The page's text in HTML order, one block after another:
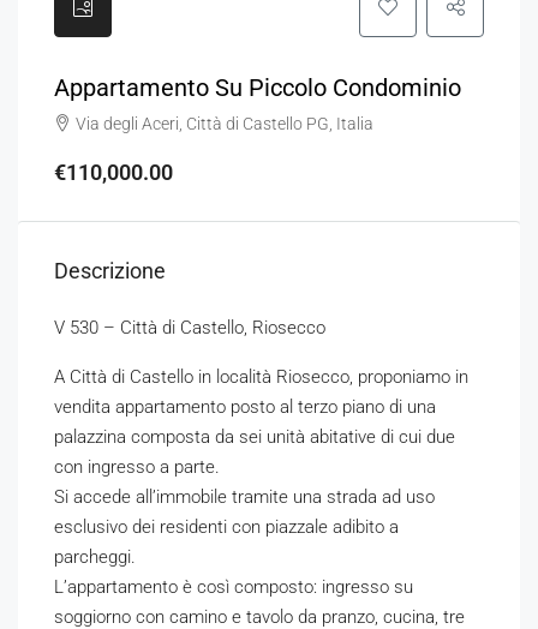
Appartamento Su Piccolo Condominio
Via degli Aceri, Città di Castello PG, Italia
€110,000.00
Descrizione
V 530 – Città di Castello, Riosecco
A Città di Castello in località Riosecco, proponiamo in
vendita appartamento posto al terzo piano di una
palazzina composta da sei unità abitative di cui due
con ingresso a parte.
Si accede all’immobile tramite una strada ad uso
esclusivo dei residenti con piazzale adibito a
parcheggi.
L’appartamento è così composto: ingresso su
soggiorno con camino e tavolo da pranzo, cucina, tre